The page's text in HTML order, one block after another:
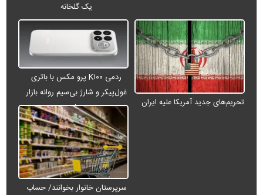
یک گلخانه
تحریم‌های جدید آمریکا علیه ایران
ردمی K۱۰۰ پرو مکس با باتری
غول‌پیکر و شارژ بی‌سیم روانه بازار
می‌شود
سرپرستان خانوار بخوانند/ حساب